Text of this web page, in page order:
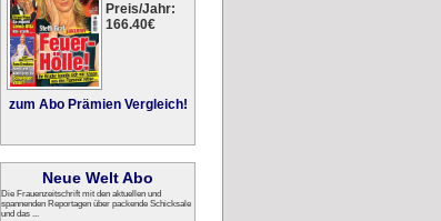
Preis/Jahr:
166.40€
zum Abo Prämien Vergleich!
Neue Welt Abo
Die Frauenzeitschrift mit den aktuellen und
spannenden Reportagen über packende Schicksale
und das ...